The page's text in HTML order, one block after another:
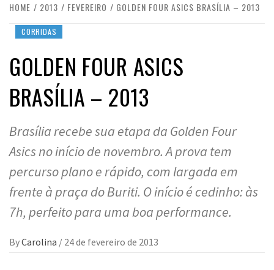
HOME 2013 FEVEREIRO GOLDEN FOUR ASICS BRASÍLIA – 2013
CORRIDAS
GOLDEN FOUR ASICS
BRASÍLIA – 2013
Brasília recebe sua etapa da Golden Four
Asics no início de novembro. A prova tem
percurso plano e rápido, com largada em
frente à praça do Buriti. O início é cedinho: às
7h, perfeito para uma boa performance.
ByCarolina / 24 de fevereiro de 2013